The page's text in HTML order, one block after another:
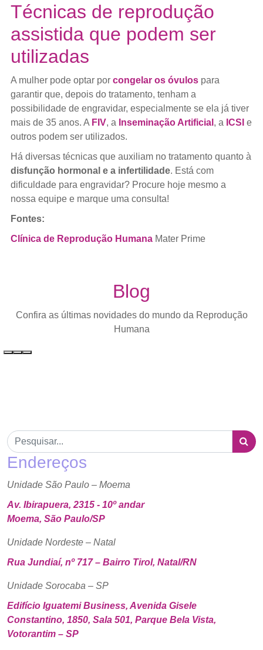
Técnicas de reprodução
assistida que podem ser
utilizadas
A mulher pode optar por congelar os óvulospara
garantir que, depois do tratamento, tenham a
possibilidade de engravidar, especialmente se ela já tiver
mais de 35 anos. A FIV, a Inseminação Artificial , a ICSI e
outros podem ser utilizados.
Há diversas técnicas que auxiliam no tratamento quanto à
disfunção hormonal e a infertilidade. Está com
dificuldade para engravidar? Procure hoje mesmo a
nossa equipe e marque uma consulta!
Fontes:
Clínica de Reprodução HumanaMater Prime
Blog
Confira as últimas novidades do mundo da Reprodução
Humana
Endereços
Unidade São Paulo – Moema
Av. Ibirapuera, 2315 - 10º andar
Moema, São Paulo/SP
Unidade Nordeste – Natal
Rua Jundiaí, nº 717 – Bairro Tirol, Natal/RN
Unidade Sorocaba – SP
Edifício Iguatemi Business, Avenida Gisele
Constantino, 1850, Sala 501, Parque Bela Vista,
Votorantim – SP